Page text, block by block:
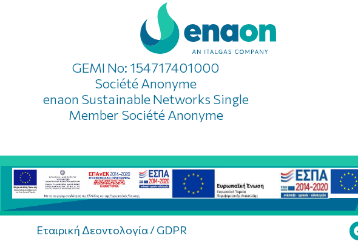
GEMI No: 154717401000
Société Anonyme
enaon Sustainable Networks Single
Member Société Anonyme
Εταιρική Δεοντολογία / GDPR